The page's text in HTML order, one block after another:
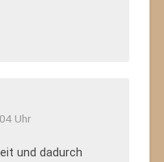
Uhr
und dadurch